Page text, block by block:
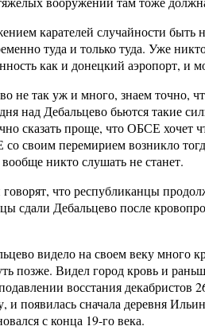
карателей случайности
туда и только туда. Уже
как и донецкий аэропорт, и
не так уж и много, знаем точно,
над Дебальцево бьются такие
сказать проще, что ОБСЕ хочет
со своим перемирием возникло
никто слушать не станет.
что республиканцы
сдали Дебальцево после
видело на своем веку
позже. Видел город кровь и
восстания
и появилась сначала деревня
с конца 19-го века.